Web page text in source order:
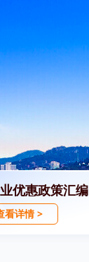
优惠政策汇编
看详情 >